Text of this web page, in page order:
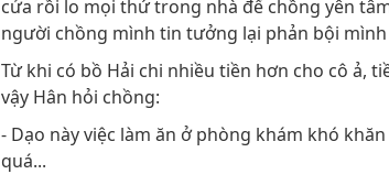
cửa rồi lo mọi thứ trong nhà để chồng yên
người chồng mình tin tưởng lại phản bội
Từ khi có bồ Hải chi nhiều tiền hơn cho cô ả,
vậy Hân hỏi chồng:
- Dạo này việc làm ăn ở phòng khám khó
quá...